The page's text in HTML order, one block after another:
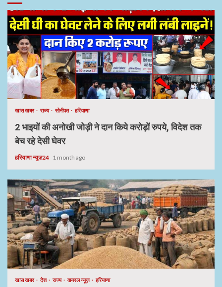
खास खबर राज्य सोनीपत हरियाणा
2 भाइयों की अनोखी जोड़ी ने दान किये करोड़ों रुपये, विदेश तक
बेच रहे देसी घेवर
हरियाणा न्यूज़24 1 month ago
खास खबर देश राज्य वायरल न्यूज़ हरियाणा